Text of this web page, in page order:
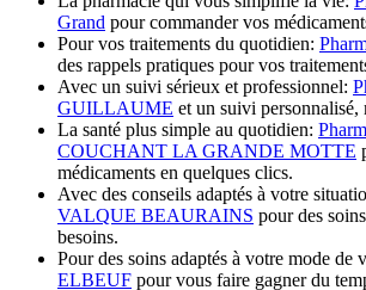
Grand pour commander vos
Pour vos traitements du quotidien:
des rappels pratiques pour vos
Avec un suivi sérieux et professionnel:
GUILLAUME et un suivi personnalisé,
La santé plus simple au quotidien:
COUCHANT LA GRANDE MOTTE
médicaments en quelques clics.
Avec des conseils adaptés à votre
VALQUE BEAURAINS pour des
besoins.
Pour des soins adaptés à votre mode de
ELBEUF pour vous faire gagner du